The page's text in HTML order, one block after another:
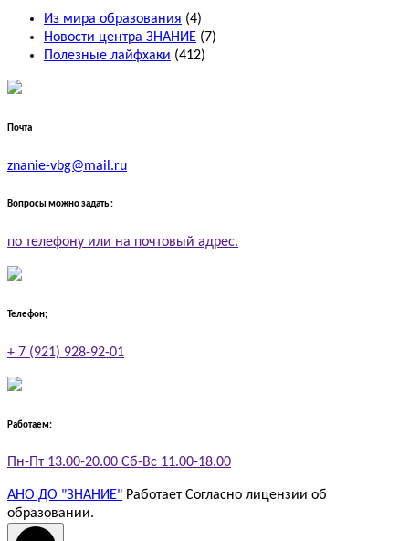
Из мира образования (4)
Новости центра ЗНАНИЕ (7)
Полезные лайфхаки (412)
Почта
znanie-vbg@mail.ru
Вопросы можно задать :
по телефону или на почтовый адрес.
Телефон;
+ 7 (921) 928-92-01
Работаем:
Пн-Пт 13.00-20.00 Сб-Вс 11.00-18.00
АНО ДО "ЗНАНИЕ" Работает Согласно лицензии об
образовании.